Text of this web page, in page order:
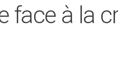
face à la